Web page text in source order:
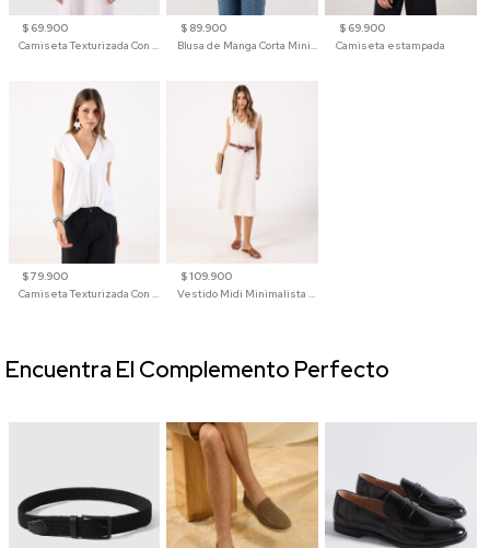
$ 69.900
Camiseta Texturizada Con Hombro Caído Para Mujer
$ 89.900
Blusa de Manga Corta Minimalista para Mujer
$ 69.900
Camiseta estampada
$ 79.900
Camiseta Texturizada Con Cuello En V Para Mujer
$ 109.900
Vestido Midi Minimalista De Silueta Amplia
Encuentra El Complemento Perfecto